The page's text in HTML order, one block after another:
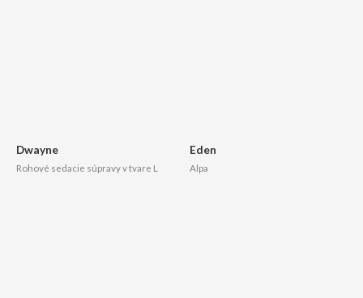
Dwayne
Rohové sedacie súpravy v tvare L
Eden
Alpa